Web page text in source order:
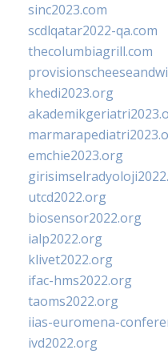
sinc2023.com
scdlqatar2022-qa.com
thecolumbiagrill.com
khedi2023.org
emchie2023.org
utcd2022.org
biosensor2022.org
ialp2022.org
klivet2022.org
ifac-hms2022.org
taoms2022.org
iias-euromena-
ivd2022.org